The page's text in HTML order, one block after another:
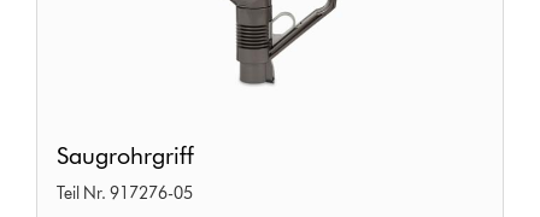
Saugrohrgriff
Teil Nr. 917276-05